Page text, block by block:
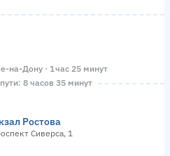
на-Дону · 1 час 25 минут
8 часов 35 минут
Ростова
Сиверса, 1